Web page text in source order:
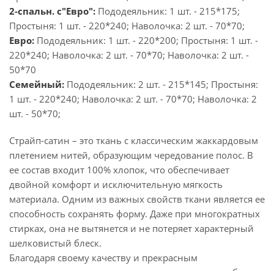
2-спальн. с"Евро": Пододеяльник: 1 шт. - 215*175;
Простыня: 1 шт. - 220*240; Наволочка: 2 шт. - 70*70;
Евро: Пододеяльник: 1 шт. - 220*200; Простыня: 1 шт. -
220*240; Наволочка: 2 шт. - 70*70; Наволочка: 2 шт. -
50*70
Семейный: Пододеяльник: 2 шт. - 215*145; Простыня:
1 шт. - 220*240; Наволочка: 2 шт. - 70*70; Наволочка: 2
шт. - 50*70;
Страйп-сатин – это ткань с классическим жаккардовым
плетением нитей, образующим чередование полос. В
ее состав входит 100% хлопок, что обеспечивает
двойной комфорт и исключительную мягкость
материала. Одним из важных свойств ткани является ее
способность сохранять форму. Даже при многократных
стирках, она не вытянется и не потеряет характерный
шелковистый блеск.
Благодаря своему качеству и прекрасным